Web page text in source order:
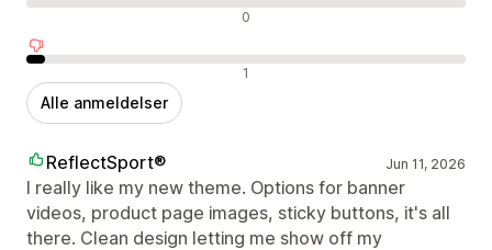
Neutrale anmeldelser 0
Negative anmeldelser 1
Alle anmeldelser
ReflectSport® Jun 11, 2026
I really like my new theme. Options for banner
videos, product page images, sticky buttons, it's all
there. Clean design letting me show off my